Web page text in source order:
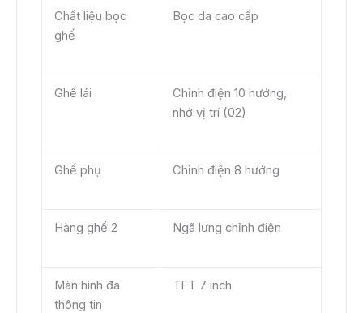
Chất liệu bọc
ghế
Bọc da cao cấp
Ghế lái
Chỉnh điện 10 hướng,
nhớ vị trí (02)
Ghế phụ Chỉnh điện 8 hướng
Hàng ghế 2 Ngã lưng chỉnh điện
Màn hình đa
thông tin
TFT 7 inch